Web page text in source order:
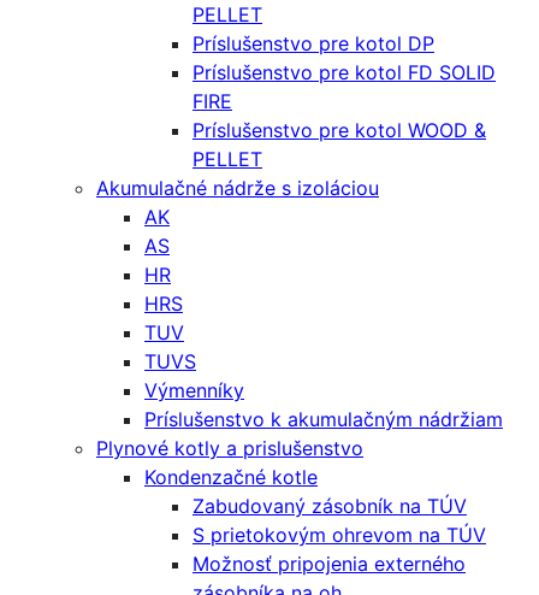
PELLET
Príslušenstvo pre kotol DP
Príslušenstvo pre kotol FD SOLID
FIRE
Príslušenstvo pre kotol WOOD &
PELLET
Akumulačné nádrže s izoláciou
AK
AS
HR
HRS
TUV
TUVS
Výmenníky
Príslušenstvo k akumulačným nádržiam
Plynové kotly a prislušenstvo
Kondenzačné kotle
Zabudovaný zásobník na TÚV
S prietokovým ohrevom na TÚV
Možnosť pripojenia externého